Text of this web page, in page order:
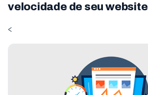
velocidade de seu website
<